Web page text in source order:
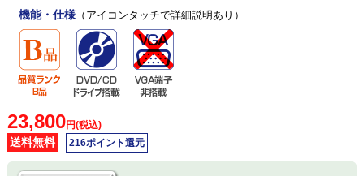
機能・仕様（アイコンタッチで詳細説明あり）
23,800円(税込)
送料無料 216ポイント還元